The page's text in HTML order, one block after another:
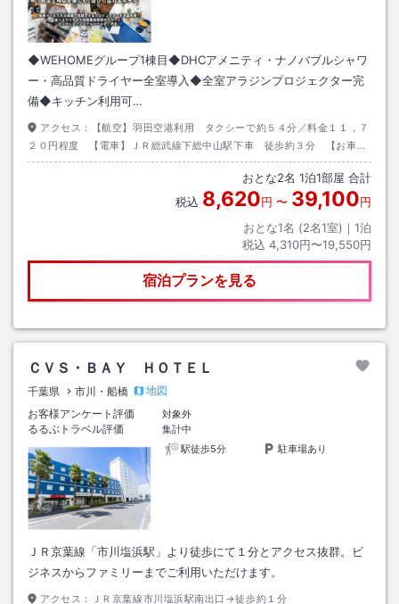
◆WEHOMEグループ1棟目◆DHCアメニティ・ナノバブルシャワ
ー・高品質ドライヤー全室導入◆全室アラジンプロジェクター完
備◆キッチン利用可…
アクセス：
【航空】羽田空港利用 タクシーで約５４分／料金１１，７
２０円程度 【電車】ＪＲ総武線下総中山駅下車 徒歩約３分 【お車】
自動車道 市川南ＩＣ利用
おとな2名 1泊1部屋 合計
税込 8,620円 〜 39,100円
おとな1名 (2名1室)｜ 1泊
税込 4,310円〜19,550円
宿泊プランを見る
ＣＶＳ・ＢＡＹ ＨＯＴＥＬ
千葉県 市川・船橋
地図
お客様アンケート評価
対象外
るるぶトラベル評価
集計中
駅徒歩5分
駐車場あり
ＪＲ京葉線「市川塩浜駅」より徒歩にて１分とアクセス抜群。ビ
ジネスからファミリーまでご利用いただけます。
アクセス： ＪＲ京葉線市川塩浜駅南出口→徒歩約１分